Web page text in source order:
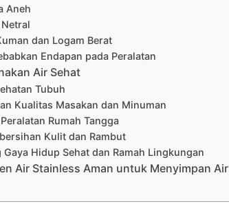
Aneh
dan Logam Berat
Endapan pada Peralatan
Air Sehat
Tubuh
Kualitas Masakan dan Minuman
Rumah Tangga
Kulit dan Rambut
Hidup Sehat dan Ramah Lingkungan
Air Stainless Aman untuk Menyimpan Air